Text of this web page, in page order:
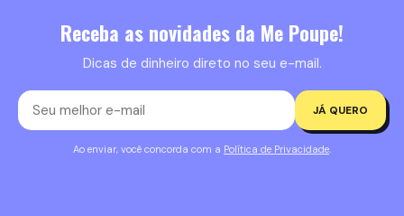
Receba as novidades da Me Poupe!
Dicas de dinheiro direto no seu e-mail.
JÁ QUERO
Ao enviar, você concorda com a Política de Privacidade.